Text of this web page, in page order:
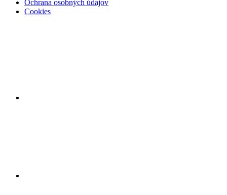
Ochrana osobných údajov
Cookies